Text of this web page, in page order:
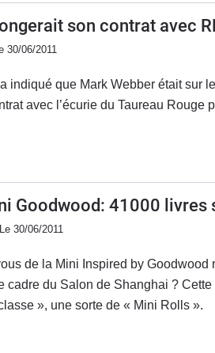
son contrat avec
30/06/2011
indiqué que Mark Webber était sur
avec l’écurie du Taureau Rouge
Goodwood: 41000 livres
Le 30/06/2011
de la Mini Inspired by Goodwood
cadre du Salon de Shanghai ?
», une sorte de « Mini Rolls ».